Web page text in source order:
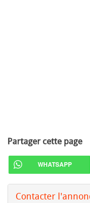
Partager cette page
WHATSAPP
Contacter